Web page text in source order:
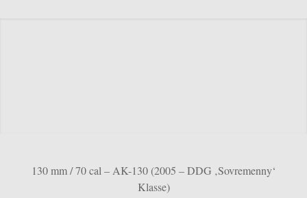
130 mm / 70 cal – AK-130 (2005 – DDG ‚Sovremenny‘
Klasse)